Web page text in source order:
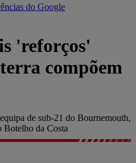
do Google
'reforços'
compõem
de sub-21 do Bournemouth,
Botelho da Costa